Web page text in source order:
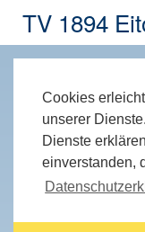
TV 1894
Cookies
unserer
Dienste
einverstanden,